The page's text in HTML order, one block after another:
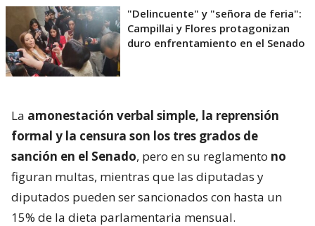
"Delincuente" y "señora de feria":
Campillai y Flores protagonizan
duro enfrentamiento en el Senado
La amonestación verbal simple, la reprensión
formal y la censura son los tres grados de
sanción en el Senado, pero en su reglamento no
figuran multas, mientras que las diputadas y
diputados pueden ser sancionados con hasta un
15% de la dieta parlamentaria mensual.